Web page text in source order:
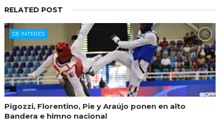
RELATED POST
DE INTERÉS
Pigozzi, Florentino, Pie y Araújo ponen en alto
Bandera e himno nacional